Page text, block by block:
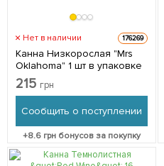
Нет в наличии 176269
Канна Низкорослая "Mrs
Oklahoma" 1 шт в упаковке
215 грн
Сообщить о поступлении
+8.6 грн бонусов за покупку